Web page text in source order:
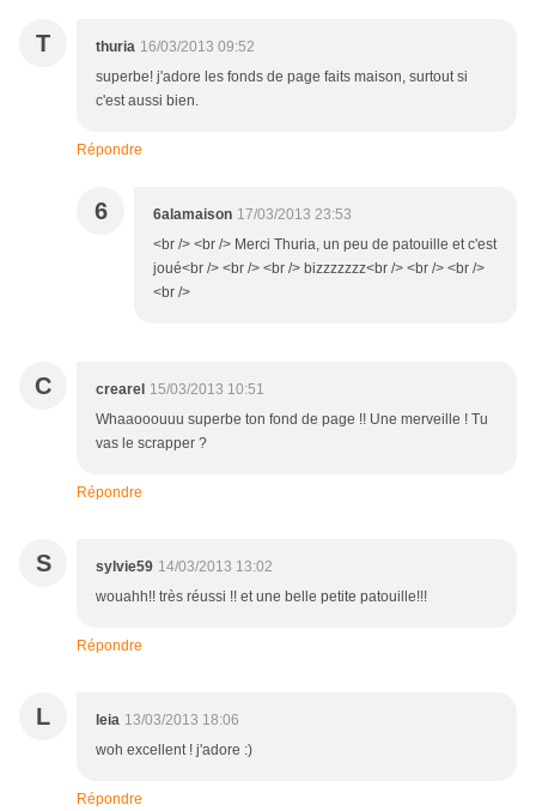
T thuria 16/03/2013 09:52
superbe! j'adore les fonds de page faits maison, surtout si
c'est aussi bien.
Répondre
6 6alamaison 17/03/2013 23:53
<br /> <br /> Merci Thuria, un peu de patouille et c'est
joué<br /> <br /> <br /> bizzzzzzz<br /> <br /> <br />
<br />
C crearel 15/03/2013 10:51
Whaaooouuu superbe ton fond de page !! Une merveille ! Tu
vas le scrapper ?
Répondre
S sylvie59 14/03/2013 13:02
wouahh!! très réussi !! et une belle petite patouille!!!
Répondre
L leia 13/03/2013 18:06
woh excellent ! j'adore :)
Répondre